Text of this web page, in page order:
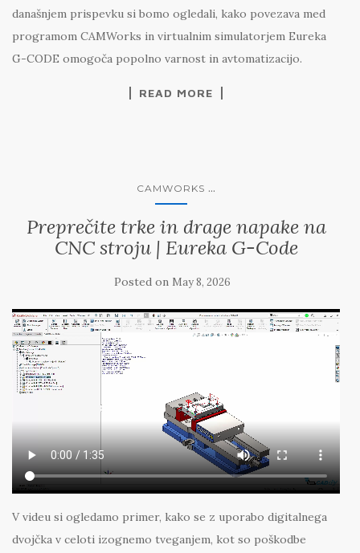
današnjem prispevku si bomo ogledali, kako povezava med
programom CAMWorks in virtualnim simulatorjem Eureka
G-CODE omogoča popolno varnost in avtomatizacijo.
READ MORE
CAMWORKS ...
Preprečite trke in drage napake na
CNC stroju | Eureka G-Code
Posted on May 8, 2026
V videu si ogledamo primer, kako se z uporabo digitalnega
dvojčka v celoti izognemo tveganjem, kot so poškodbe